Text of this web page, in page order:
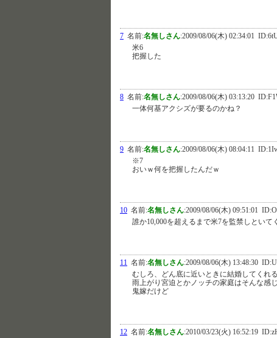
7 名前:名無しさん:2009/08/06(木) 02:34:01
米6
把握した
8 名前:名無しさん:2009/08/06(木) 03:13:20
一体何基アクシズが要るのかね？
9 名前:名無しさん:2009/08/06(木) 08:04:11
※7
おいｗ何を把握したんだｗ
10 名前:名無しさん:2009/08/06(木) 09:51:01
誰か10,000を超えるまで米7を監禁しといて
11 名前:名無しさん:2009/08/06(木) 13:48:30
むしろ、どん底に近いときに結婚してくれ
雨上がり宮迫とかノッチの家庭はそんな感
鬼嫁だけど
12 名前:名無しさん:2010/03/23(火) 16:52:19